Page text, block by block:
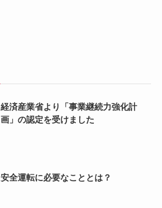
経済産業省より「事業継続力強化計
画」の認定を受けました
安全運転に必要なこととは？